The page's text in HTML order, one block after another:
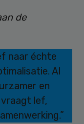
de
naar échte
AI
en
lef,